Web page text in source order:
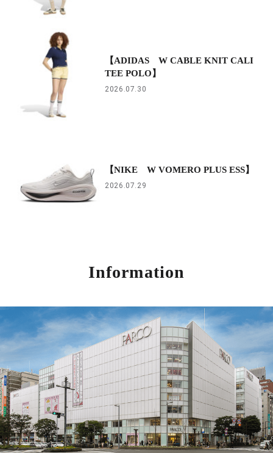
【ADIDAS W CABLE KNIT CALI
TEE POLO】
2026.07.30
【NIKE W VOMERO PLUS ESS】
2026.07.29
Information